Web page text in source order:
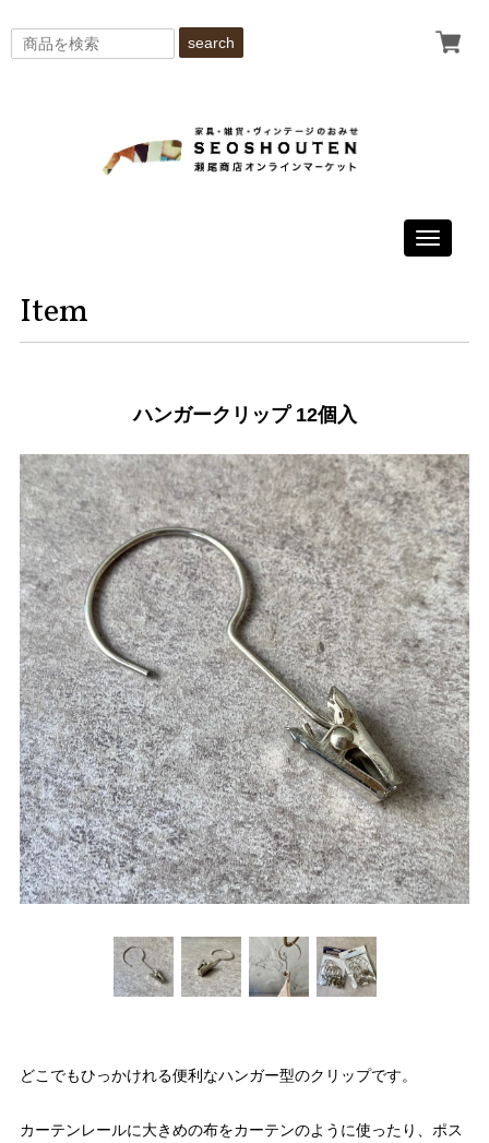
search
Toggle
Item
ハンガークリップ 12個入
どこでもひっかけれる便利なハンガー型のクリップです。
カーテンレールに大きめの布をカーテンのように使ったり、ポス